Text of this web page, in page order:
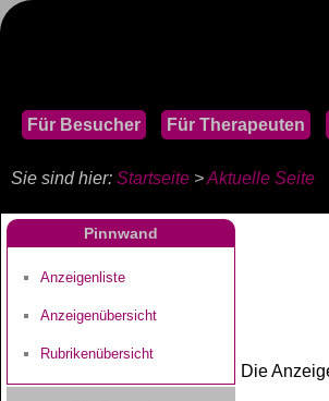
Für Besucher Für Therapeuten
Sie sind hier: Startseite >Aktuelle Seite
Pinnwand
Anzeigenliste
Anzeigenübersicht
Rubrikenübersicht
Die